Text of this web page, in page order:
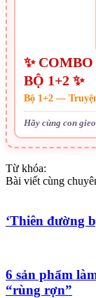
✨
BỘ 1+2 ✨
Bộ 1+2 —
Hãy cùng con
Từ khóa:
Bài viết cùng
‘Thiên đường
6 sản phẩm
“rùng rợn”